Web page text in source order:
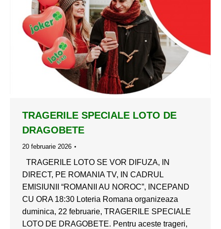
TRAGERILE SPECIALE LOTO DE
DRAGOBETE
20 februarie 2026
TRAGERILE LOTO SE VOR DIFUZA, IN
DIRECT, PE ROMANIA TV, IN CADRUL
EMISIUNII “ROMANII AU NOROC”, INCEPAND
CU ORA 18:30 Loteria Romana organizeaza
duminica, 22 februarie, TRAGERILE SPECIALE
LOTO DE DRAGOBETE. Pentru aceste trageri,